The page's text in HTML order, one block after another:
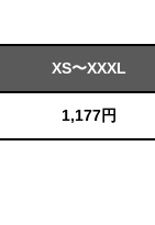
XS〜XXXL
1,177円